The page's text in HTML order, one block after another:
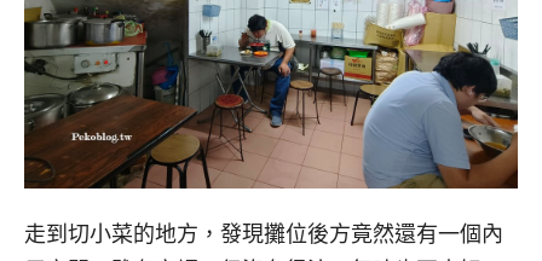
走到切小菜的地方，發現攤位後方竟然還有一個內